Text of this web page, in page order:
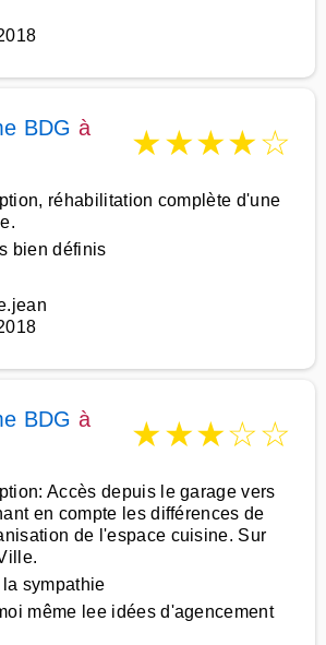
BDG à
★★★★☆
réhabilitation complète d'une
bien définis
BDG à
★★★☆☆
Accès depuis le garage vers
en compte les différences de
de l'espace cuisine. Sur
sympathie
même lee idées d'agencement